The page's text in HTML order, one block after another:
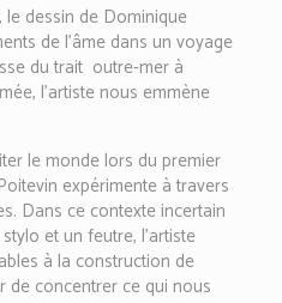
dessin de Dominique
de l’âme dans un voyage
du trait outre-mer à
l’artiste nous emmène
le monde lors du premier
expérimente à travers
Dans ce contexte incertain
et un feutre, l’artiste
à la construction de
de concentrer ce qui nous